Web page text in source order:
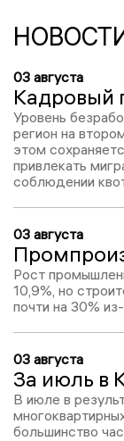
03 августа
Уровень
регион на
этом
привлекать
соблюдении
03 августа
Рост
10,9%, но
почти на 30%
03 августа
В июле в
большинство